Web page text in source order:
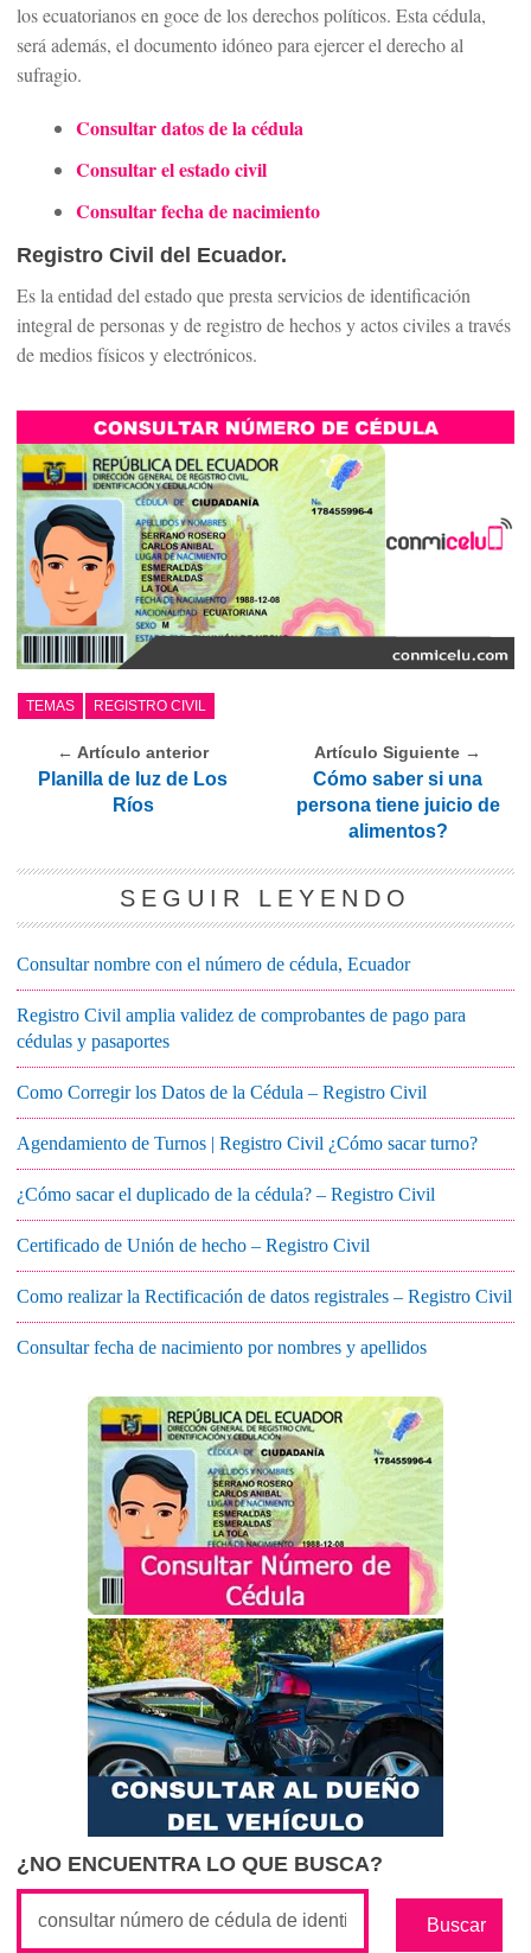
los ecuatorianos en goce de los derechos políticos. Esta cédula,
será además, el documento idóneo para ejercer el derecho al
sufragio.
Consultar datos de la cédula
Consultar el estado civil
Consultar fecha de nacimiento
Registro Civil del Ecuador.
Es la entidad del estado que presta servicios de identificación
integral de personas y de registro de hechos y actos civiles a través
de medios físicos y electrónicos.
TEMAS REGISTRO CIVIL
← Artículo anterior
Planilla de luz de Los
Ríos
Artículo Siguiente →
Cómo saber si una
persona tiene juicio de
alimentos?
SEGUIR LEYENDO
Consultar nombre con el número de cédula, Ecuador
Registro Civil amplia validez de comprobantes de pago para
cédulas y pasaportes
Como Corregir los Datos de la Cédula – Registro Civil
Agendamiento de Turnos | Registro Civil ¿Cómo sacar turno?
¿Cómo sacar el duplicado de la cédula? – Registro Civil
Certificado de Unión de hecho – Registro Civil
Como realizar la Rectificación de datos registrales – Registro Civil
Consultar fecha de nacimiento por nombres y apellidos
¿NO ENCUENTRA LO QUE BUSCA?